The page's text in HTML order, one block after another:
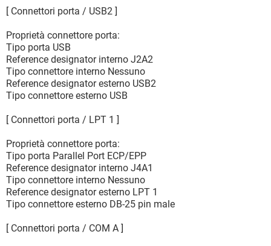
[ Connettori porta / USB2 ]
Proprietà connettore porta:
Tipo porta USB
Reference designator interno J2A2
Tipo connettore interno Nessuno
Reference designator esterno USB2
Tipo connettore esterno USB
[ Connettori porta / LPT 1 ]
Proprietà connettore porta:
Tipo porta Parallel Port ECP/EPP
Reference designator interno J4A1
Tipo connettore interno Nessuno
Reference designator esterno LPT 1
Tipo connettore esterno DB-25 pin male
[ Connettori porta / COM A ]